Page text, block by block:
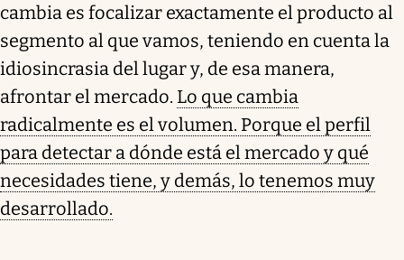
cambia es focalizar exactamente el producto al
segmento al que vamos, teniendo en cuenta la
idiosincrasia del lugar y, de esa manera,
afrontar el mercado. Lo que cambia
radicalmente es el volumen. Porque el perfil
para detectar a dónde está el mercado y qué
necesidades tiene, y demás, lo tenemos muy
desarrollado.